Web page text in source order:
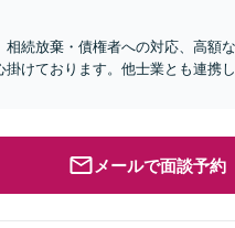
続放棄・債権者への対応、高額
けております。他士業とも連携
メールで面談予約